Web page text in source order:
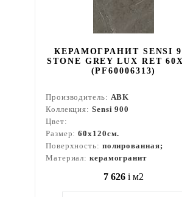
КЕРАМОГРАНИТ SENSI
STONE GREY LUX RET
(PF60006313)
Производитель: ABK
Коллекция: Sensi 900
Цвет:
Размер:60x120см.
Поверхность: полированная;
Материал: керамогранит
7 626 i м2